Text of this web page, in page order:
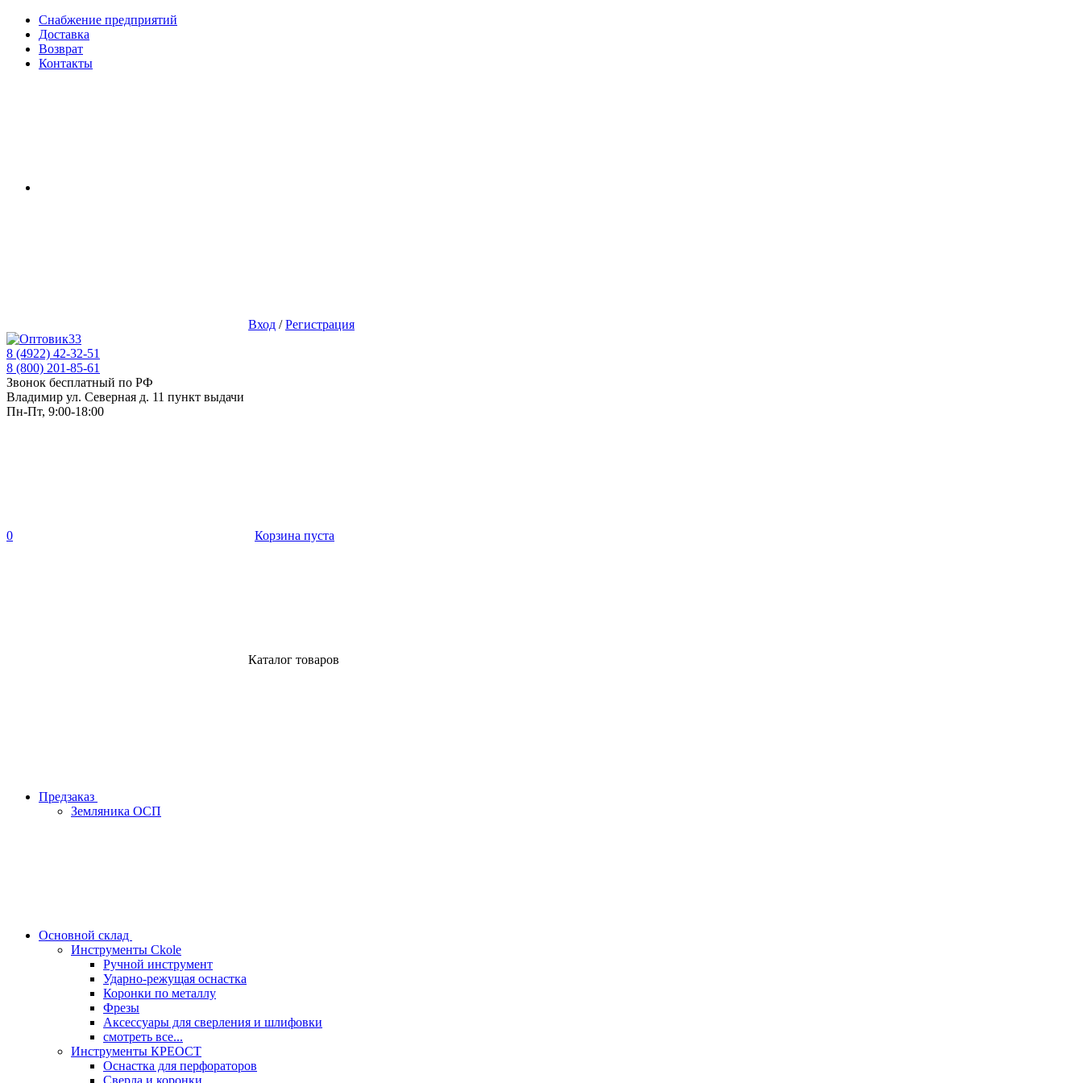
Снабжение предприятий
Доставка
Возврат
Контакты
Вход /Регистрация
8 (4922) 42-32-51
8 (800) 201-85-61
Звонок бесплатный по РФ
Владимир ул. Северная д. 11 пункт выдачи
Пн-Пт, 9:00-18:00
0 Корзина пуста
Каталог товаров
Предзаказ
Земляника ОСП
Основной склад
Инструменты Ckole
Ручной инструмент
Ударно‑режущая оснастка
Коронки по металлу
Фрезы
Аксессуары для сверления и шлифовки
смотреть все...
Инструменты КРЕОСТ
Оснастка для перфораторов
Сверла и коронки